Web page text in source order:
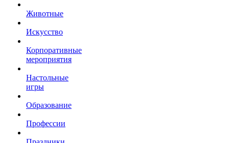
Животные
Искусство
Корпоративные
мероприятия
Настольные
игры
Образование
Профессии